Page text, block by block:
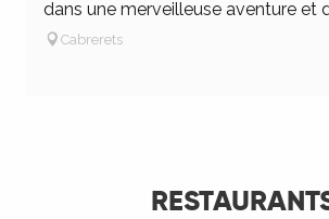
dans une merveilleuse aventure et
Cabrerets